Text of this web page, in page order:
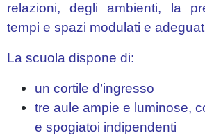
relazioni, degli ambienti, la
tempi e spazi modulati e
La scuola dispone di:
un cortile d’ingresso
tre aule ampie e luminose,
e spogiatoi indipendenti